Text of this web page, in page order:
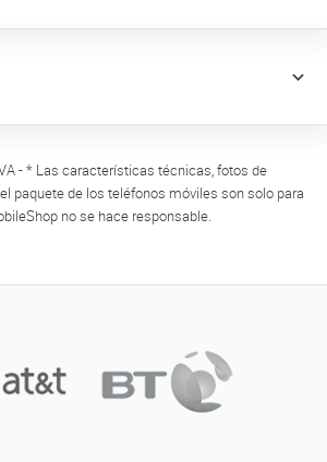
- * Las características técnicas, fotos de
paquete de los teléfonos móviles son solo para
no se hace responsable.